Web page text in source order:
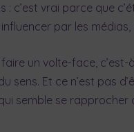
c’est vrai parce que
par les
un volte-face,
sens. Et ce n’est pas
semble se